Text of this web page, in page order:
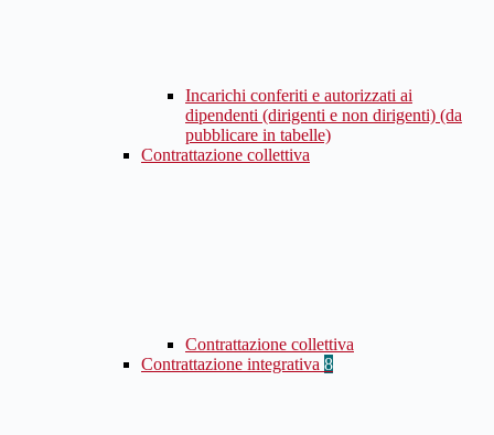
Incarichi conferiti e autorizzati ai
dipendenti (dirigenti e non dirigenti) (da
pubblicare in tabelle)
Contrattazione collettiva
Contrattazione collettiva
Contrattazione integrativa 8